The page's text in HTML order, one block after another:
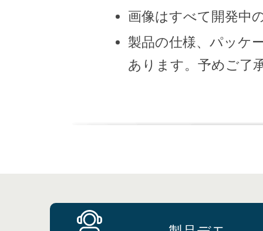
画像はすべて開発中
製品の仕様、パッケ
あります。予めご了